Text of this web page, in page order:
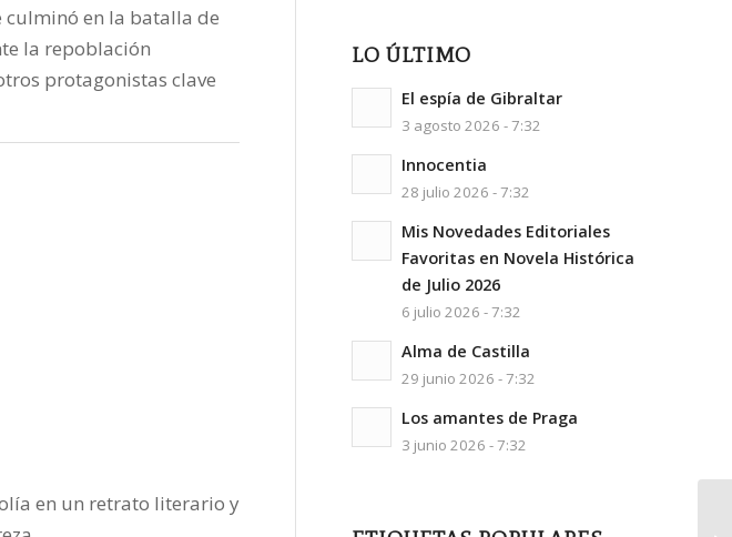
culminó en la batalla de
la repoblación
protagonistas clave
en un retrato literario y
LO ÚLTIMO
El espía de Gibraltar
3 agosto 2026 - 7:32
Innocentia
28 julio 2026 - 7:32
Mis Novedades Editoriales
Favoritas en Novela Histórica
de Julio 2026
6 julio 2026 - 7:32
Alma de Castilla
29 junio 2026 - 7:32
Los amantes de Praga
3 junio 2026 - 7:32